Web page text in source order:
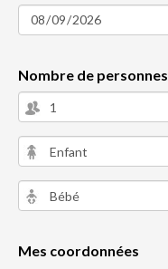
Nombre de personnes
Mes coordonnées